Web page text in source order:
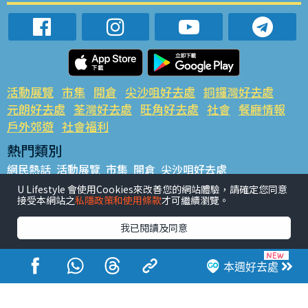
本週好去處
活動展覽 市集 開倉 尖沙咀好去處 銅鑼灣好去處
元朗好去處 荃灣好去處 旺角好去處 社會 餐廳情報
戶外郊遊 社會福利
熱門類別
網民熱話 活動展覽 市集 開倉 尖沙咀好去處
銅鑼灣好去處 元朗好去處 荃灣好去處 旺角好去處 社會
餐廳情報 戶外郊遊
熱門標籤
#UGO搵好去處 #人氣活動推介 #美食社群熱話
#親子玩樂好去處
#ULifestyle應用程式
#限時搶
#UJetso禮物放送
#ULifestyle商戶中心 #著數 #網絡熱話
U Lifestyle 會使用Cookies來改善您的網站體驗，請確定您同意
接受本網站之私隱政策和使用條款才可繼續瀏覽。
我已閱讀及同意